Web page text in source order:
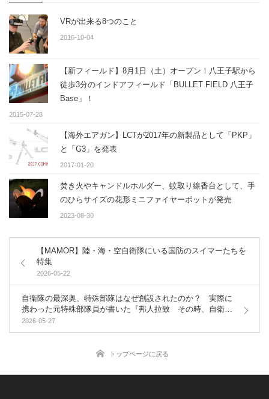
VRが出来る8つのこと
2016-10-04
【新フィールド】8月1日（土）オープン！八王子駅から
徒歩3分のインドアフィールド「BULLET FIELD 八王子
Base」！
2015-07-28
【海外エアガン】LCTが2017年の新製品として「PKP」
と「G3」を発表
2017-01-20
焚き火やキャンドルホルダー、蚊取り線香台として、手
のひらサイズの花形ミニファイヤーポットが発売
2023-08-30
【MAMOR】陸・海・空自衛隊にいる国防のスイマーたちを
特集
2026-05-22
自衛隊の最深奥、特殊部隊はなぜ創設されたのか？ 実際に
携わった元特殊部隊員が書いた『邦人拉致 その時、自衛隊
特殊部隊が生まれた』発売決定！
2026-05-27
トップページに戻る